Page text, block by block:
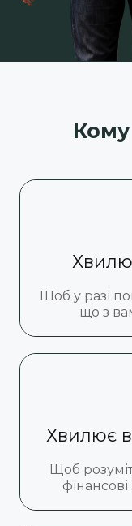
Щоб у разі
що з
Хвилює
Щоб